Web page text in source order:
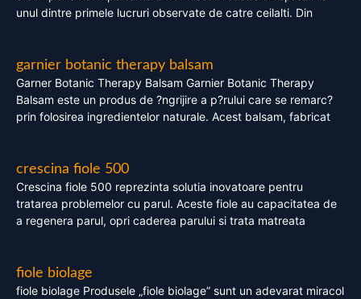
unul dintre primele lucruri observate de catre ceilalti. Din
garnier botanic therapy balsam
Garner Botanic Therapy Balsam Garnier Botanic Therapy
Balsam este un produs de ?ngrijire a p?rului care se remarc?
prin folosirea ingredientelor naturale. Acest balsam, fabricat
crescina fiole 500
Crescina fiole 500 reprezinta solutia inovatoare pentru
tratarea problemelor cu parul. Aceste fiole au capacitatea de
a regenera parul, opri caderea parului si trata matreata
fiole biolage
fiole biolage Produsele „fiole biolage” sunt un adevarat miracol